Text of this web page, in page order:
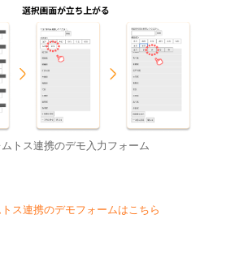
ムトス連携のデモ入力フォーム
トス連携のデモフォームはこちら